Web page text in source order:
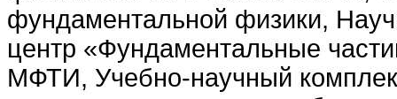
фундаментальной физики,
центр «Фундаментальные
МФТИ, Учебно-научный